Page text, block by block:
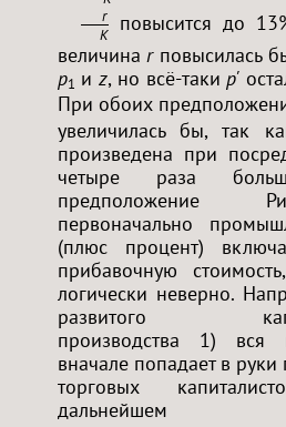
r
Kповысится до
величинаrповысилась
p1 и z, но всё-такиp'
При обоих
увеличилась бы, так
произведена при
четыре раза
предположение
первоначально
(плюс процент)
прибавочную
логически неверно.
развитого
производства 1) вся
вначале попадает в
торговых
дальнейшем